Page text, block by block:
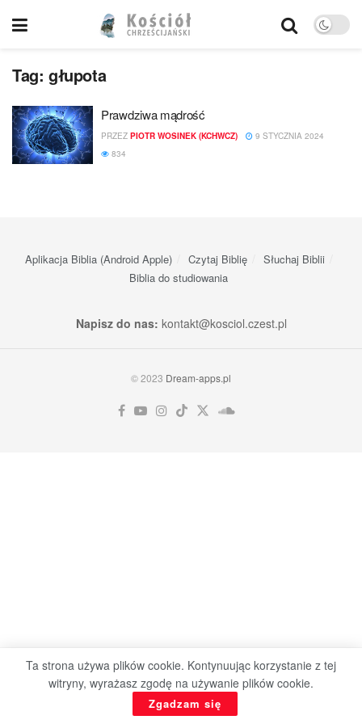
Tag: głupota
Prawdziwa mądrość
PRZEZ PIOTR WOSINEK (KCHWCZ)
9 STYCZNIA 2024
834
Aplikacja Biblia (Android Apple) Czytaj Biblię
Słuchaj Biblii
Biblia do studiowania
Napisz do nas: kontakt@kosciol.czest.pl
© 2023 Dream-apps.pl
Ta strona używa plików cookie. Kontynuując korzystanie z tej
witryny, wyrażasz zgodę na używanie plików cookie.
Zgadzam się